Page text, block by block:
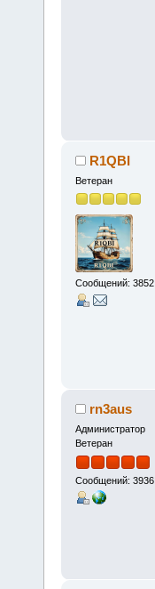
R1QBI
Ветеран
Сообщений: 3852
rn3aus
Администратор
Ветеран
Сообщений: 3936